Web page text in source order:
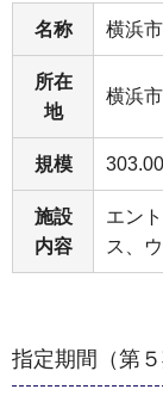
名称 横浜
所在
地
横浜
規模
施設
内容
エン
ス、
指定期間（第５